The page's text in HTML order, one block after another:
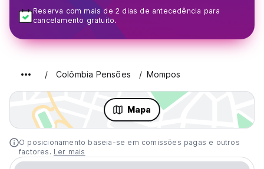
Reserva com mais de 2 dias de antecedência para
cancelamento gratuito.
Colômbia Pensões Mompos
Mapa
O posicionamento baseia-se em comissões pagas e outros
factores. Ler mais